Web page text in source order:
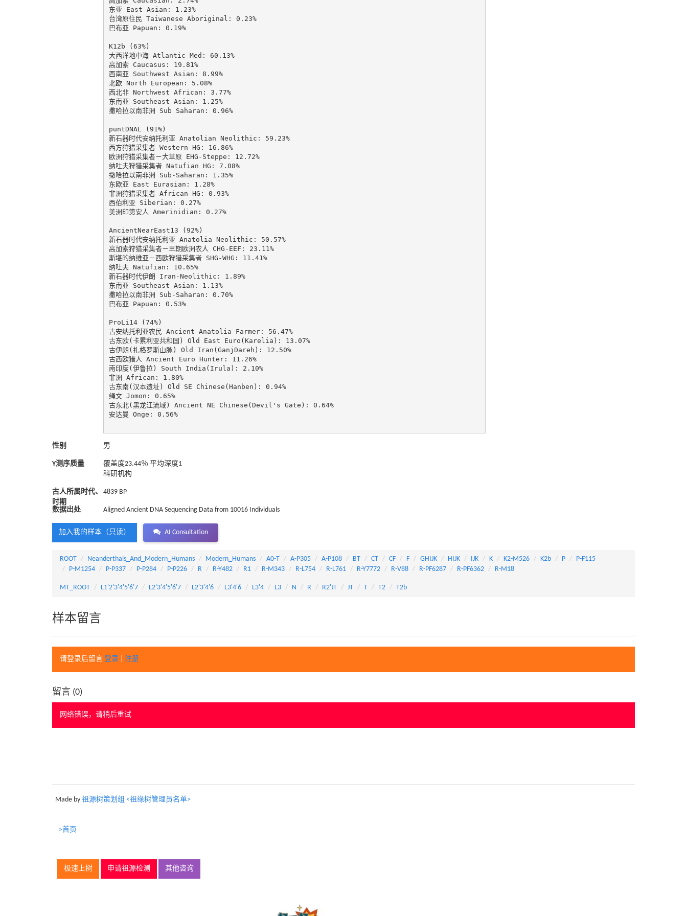
东亚 East Asian: 1.23%
台湾原住民 Taiwanese Aboriginal: 0.23%
巴布亚 Papuan: 0.19%
K12b (63%)
大西洋地中海 Atlantic Med: 60.13%
高加索 Caucasus: 19.81%
西南亚 Southwest Asian: 8.99%
北欧 North European: 5.08%
西北非 Northwest African: 3.77%
东南亚 Southeast Asian: 1.25%
撒哈拉以南非洲 Sub Saharan: 0.96%
puntDNAL (91%)
新石器时代安纳托利亚 Anatolian Neolithic: 59.23%
西方狩猎采集者 Western HG: 16.86%
欧洲狩猎采集者－大草原 EHG-Steppe: 12.72%
纳吐夫狩猎采集者 Natufian HG: 7.08%
撒哈拉以南非洲 Sub-Saharan: 1.35%
东欧亚 East Eurasian: 1.28%
非洲狩猎采集者 African HG: 0.93%
西伯利亚 Siberian: 0.27%
美洲印第安人 Amerinidian: 0.27%
AncientNearEast13 (92%)
新石器时代安纳托利亚 Anatolia Neolithic: 50.57%
高加索狩猎采集者－早期欧洲农人 CHG-EEF: 23.11%
斯堪的纳维亚－西欧狩猎采集者 SHG-WHG: 11.41%
纳吐夫 Natufian: 10.65%
新石器时代伊朗 Iran-Neolithic: 1.89%
东南亚 Southeast Asian: 1.13%
撒哈拉以南非洲 Sub-Saharan: 0.70%
巴布亚 Papuan: 0.53%
ProLi14 (74%)
古安纳托利亚农民 Ancient Anatolia Farmer: 56.47%
古东欧(卡累利亚共和国) Old East Euro(Karelia): 13.07%
古伊朗(扎格罗斯山脉) Old Iran(GanjDareh): 12.50%
古西欧猎人 Ancient Euro Hunter: 11.26%
南印度(伊鲁拉) South India(Irula): 2.10%
非洲 African: 1.80%
古东南(汉本遗址) Old SE Chinese(Hanben): 0.94%
绳文 Jomon: 0.65%
古东北(黑龙江流域) Ancient NE Chinese(Devil's Gate): 0.64%
安达曼 Onge: 0.56%
性别 男
Y测序质量
覆盖度23.44％ 平均深度1
科研机构
古人所属时代、
时期
4839 BP
数据出处 Aligned Ancient DNA Sequencing Data from 10016 Individuals
加入我的样本（只读） AI Consultation
ROOT Neanderthals_And_Modern_Humans Modern_Humans A0-T A-P305 A-P108 BT CT CF F GHIJK HIJK IJK K K2-M526 K2b P
P-F115
P-M1254
P-P337 P-P284 P-P226 R R-Y482 R1 R-M343 R-L754 R-L761 R-Y7772 R-V88 R-PF6287 R-PF6362 R-M18
MT_ROOT L1'2'3'4'5'6'7 L2'3'4'5'6'7 L2'3'4'6 L3'4'6 L3'4 L3 N R R2'JT JT T T2 T2b
样本留言
请登录后留言 登录 注册
留言 (0)
网络错误，请稍后重试
Made by 祖源树策划组 <祖缘树管理员名单>
>首页
极速上树 申请祖源检测 其他咨询